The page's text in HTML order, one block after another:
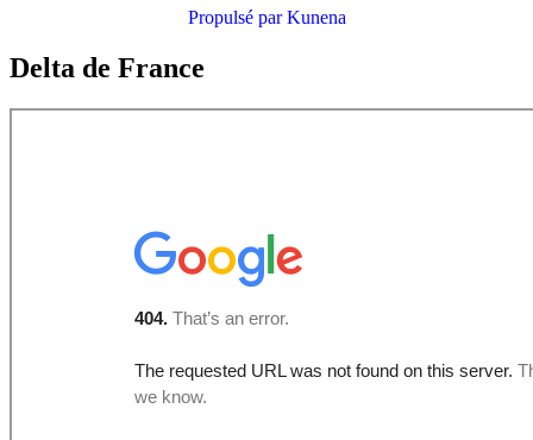
Propulsé parKunena
Delta de France